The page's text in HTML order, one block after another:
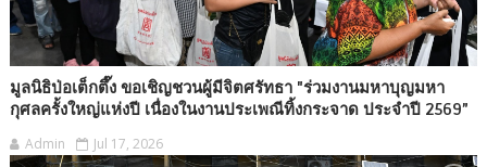
มูลนิธิป่อเต็กตึ๊ง ขอเชิญชวนผู้มีจิตศรัทธา "ร่วมงานมหาบุญมหา
กุศลครั้งใหญ่แห่งปี เนื่องในงานประเพณีทิ้งกระจาด ประจำปี 2569”
Admin Jul 17, 2026